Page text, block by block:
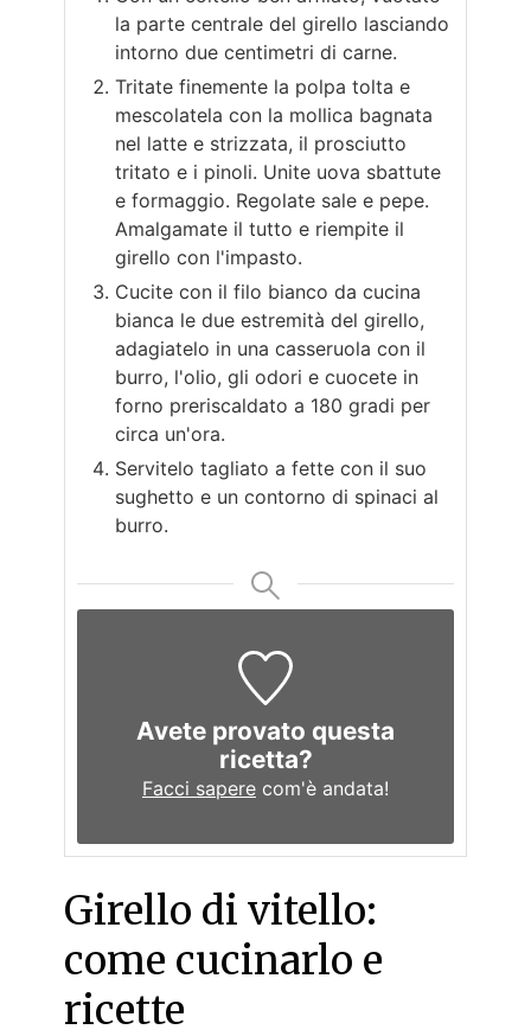
la parte centrale del girello lasciando
intorno due centimetri di carne.
Tritate finemente la polpa tolta e
mescolatela con la mollica bagnata
nel latte e strizzata, il prosciutto
tritato e i pinoli. Unite uova sbattute
e formaggio. Regolate sale e pepe.
Amalgamate il tutto e riempite il
girello con l'impasto.
Cucite con il filo bianco da cucina
bianca le due estremità del girello,
adagiatelo in una casseruola con il
burro, l'olio, gli odori e cuocete in
forno preriscaldato a 180 gradi per
circa un'ora.
Servitelo tagliato a fette con il suo
sughetto e un contorno di spinaci al
burro.
Avete provato questa
ricetta?
Facci sapere com'è andata!
Girello di vitello:
come cucinarlo e
ricette